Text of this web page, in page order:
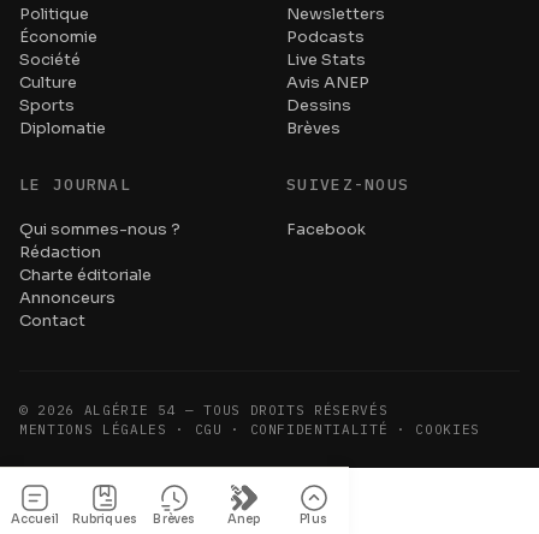
Politique
Économie
Société
Culture
Sports
Diplomatie
Newsletters
Podcasts
Live Stats
Avis ANEP
Dessins
Brèves
LE JOURNAL
Qui sommes-nous ?
Rédaction
Charte éditoriale
Annonceurs
Contact
SUIVEZ-NOUS
Facebook
© 2026
ALGÉRIE 54 — TOUS DROITS RÉSERVÉS
MENTIONS LÉGALES · CGU · CONFIDENTIALITÉ · COOKIES
Accueil Rubriques Brèves Anep Plus